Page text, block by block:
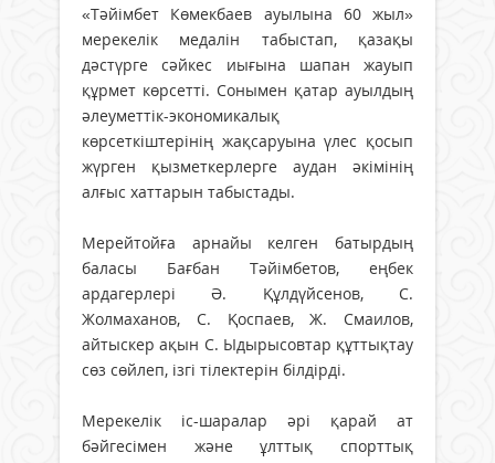
«Тәйімбет Көмекбаев ауылына 60 жыл»
мерекелік медалін табыстап, қазақы
дәстүрге сәйкес иығына шапан жауып
құрмет көрсетті. Сонымен қатар ауылдың
әлеуметтік-экономикалық
көрсеткіштерінің жақсаруына үлес қосып
жүрген қызметкерлерге аудан әкімінің
алғыс хаттарын табыстады.
Мерейтойға арнайы келген батырдың
баласы Бағбан Тәйімбетов, еңбек
ардагерлері Ә. Құлдүйсенов, С.
Жолмаханов, С. Қоспаев, Ж. Смаилов,
айтыскер ақын С. Ыдырысовтар құттықтау
сөз сөйлеп, ізгі тілектерін білдірді.
Мерекелік іс-шаралар әрі қарай ат
бәйгесімен және ұлттық спорттық